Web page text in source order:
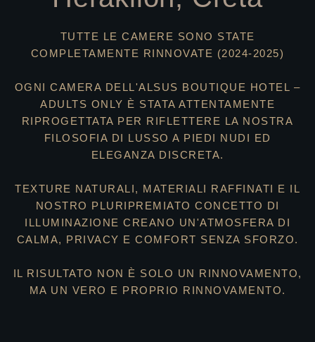
TUTTE LE CAMERE SONO STATE
COMPLETAMENTE RINNOVATE (2024-2025)
OGNI CAMERA DELL'ALSUS BOUTIQUE HOTEL –
ADULTS ONLY È STATA ATTENTAMENTE
RIPROGETTATA PER RIFLETTERE LA NOSTRA
FILOSOFIA DI LUSSO A PIEDI NUDI ED
ELEGANZA DISCRETA.
TEXTURE NATURALI, MATERIALI RAFFINATI E IL
NOSTRO PLURIPREMIATO CONCETTO DI
ILLUMINAZIONE CREANO UN'ATMOSFERA DI
CALMA, PRIVACY E COMFORT SENZA SFORZO.
IL RISULTATO NON È SOLO UN RINNOVAMENTO,
MA UN VERO E PROPRIO RINNOVAMENTO.